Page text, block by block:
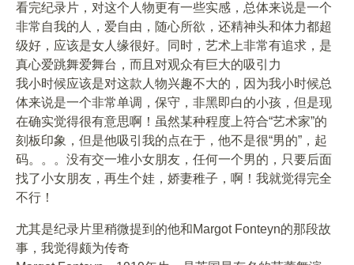
看完纪录片，对这个人物更有一些实感，总体来说是一个
非常自我的人，爱自由，随心所欲，还精神头和体力都超
级好，应该是女人缘很好。同时，艺术上非常有追求，是
真心爱跳舞爱舞台，而且对观众有巨大的吸引力
我小时候应该是对这款人物兴趣不大的，因为我小时候总
体来说是一个非常单调，保守，非黑即白的小孩，但是现
在确实觉得很有意思啊！虽然某种程度上符合“艺术家”的
刻板印象，但是他吸引我的点在于，他不是很“男的”，起
码。。。没有交一堆小女朋友，任何一个男的，只要后面
找了小女朋友，再生个娃，娇妻稚子，啊！我就觉得完全
不行！
尤其是纪录片里稍微提到的他和Margot Fonteyn的那段故
事，我觉得颇为传奇